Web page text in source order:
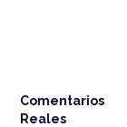
Comentarios
Reales